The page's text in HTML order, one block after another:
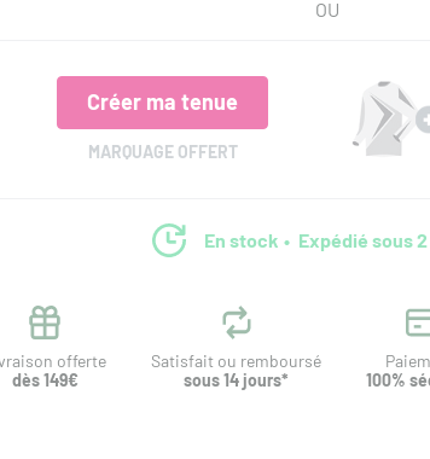
OU
Créer ma tenue
MARQUAGE OFFERT
En stock Expédié sous
offerte
dès 149€
Satisfait ou remboursé
sous 14 jours*
100%